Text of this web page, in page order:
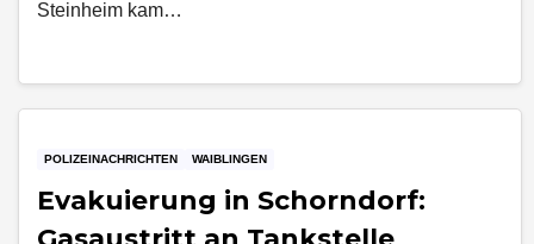
Steinheim kam…
POLIZEINACHRICHTEN WAIBLINGEN
Evakuierung in Schorndorf: